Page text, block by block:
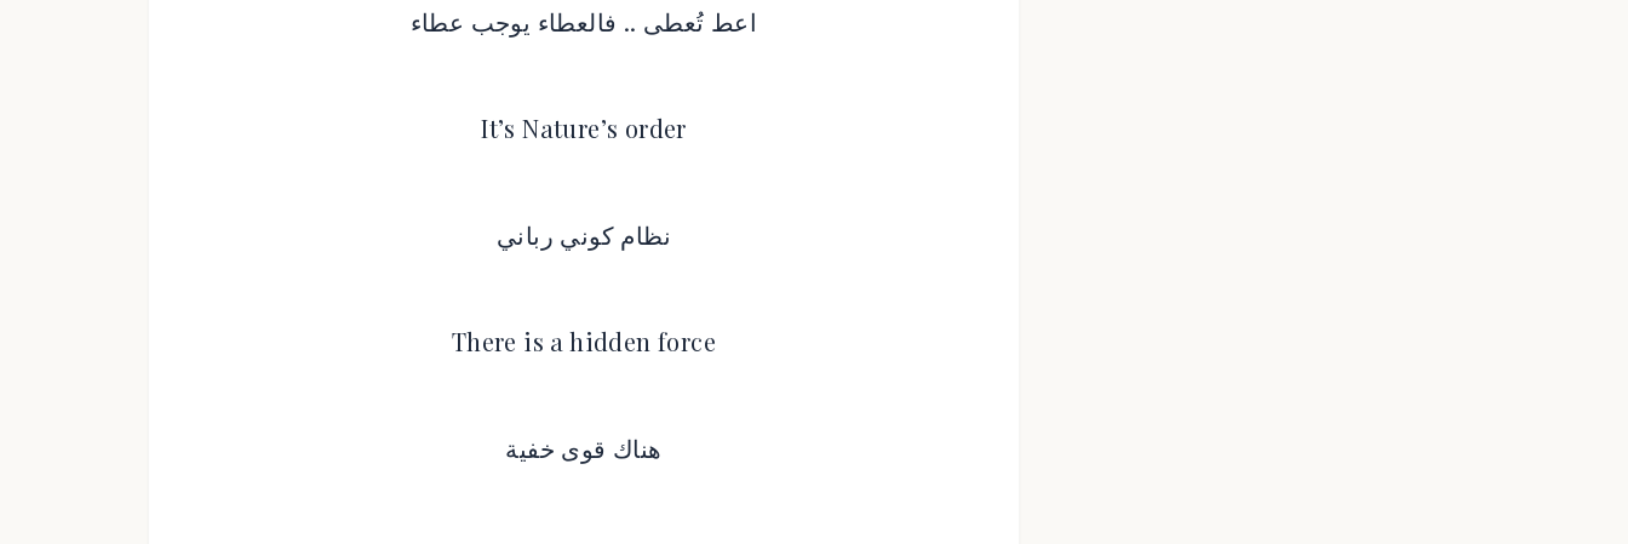
اعط تُعطى .. فالعطاء يوجب عطاء
It’s Nature’s order
نظام كوني رباني
There is a hidden force
هناك قوى خفية